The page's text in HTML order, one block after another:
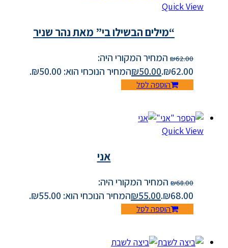
Quick View
“מילים הבשילו בי” מאת נהר שניר
₪62.00
המחיר המקורי היה:
₪62.00.
₪50.00 המחיר הנוכחי הוא: ₪50.00.
הוספה לסל
Quick View
אני
₪68.00
המחיר המקורי היה:
₪68.00.
₪55.00 המחיר הנוכחי הוא: ₪55.00.
הוספה לסל